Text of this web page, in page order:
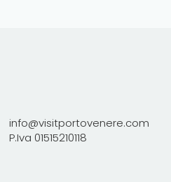
info@visitportovenere.com
P.Iva 01515210118